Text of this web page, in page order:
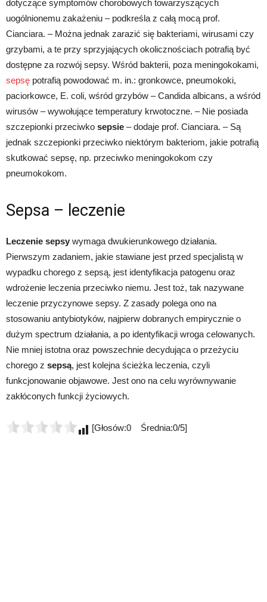
dotyczące symptomów chorobowych towarzyszących
uogólnionemu zakażeniu – podkreśla z całą mocą prof.
Cianciara. – Można jednak zarazić się bakteriami, wirusami czy
grzybami, a te przy sprzyjających okolicznościach potrafią być
dostępne za rozwój sepsy. Wśród bakterii, poza meningokokami,
sepsę potrafią powodować m. in.: gronkowce, pneumokoki,
paciorkowce, E. coli, wśród grzybów – Candida albicans, a wśród
wirusów – wywołujące temperatury krwotoczne. – Nie posiada
szczepionki przeciwko sepsie – dodaje prof. Cianciara. – Są
jednak szczepionki przeciwko niektórym bakteriom, jakie potrafią
skutkować sepsę, np. przeciwko meningokokom czy
pneumokokom.
Sepsa – leczenie
Leczenie sepsy wymaga dwukierunkowego działania.
Pierwszym zadaniem, jakie stawiane jest przed specjalistą w
wypadku chorego z sepsą, jest identyfikacja patogenu oraz
wdrożenie leczenia przeciwko niemu. Jest toż, tak nazywane
leczenie przyczynowe sepsy. Z zasady polega ono na
stosowaniu antybiotyków, najpierw dobranych empirycznie o
dużym spectrum działania, a po identyfikacji wroga celowanych.
Nie mniej istotna oraz powszechnie decydująca o przeżyciu
chorego z sepsą, jest kolejna ścieżka leczenia, czyli
funkcjonowanie objawowe. Jest ono na celu wyrównywanie
zakłóconych funkcji życiowych.
[Głosów:0 Średnia:0/5]